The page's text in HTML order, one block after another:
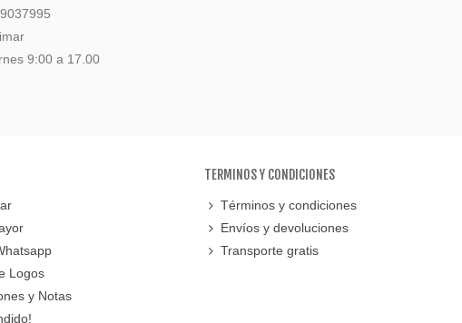
9:00 a 17.00
Logos
y Notas
TERMINOS Y CONDICIONES
Términos y condiciones
Envíos y devoluciones
Transporte gratis